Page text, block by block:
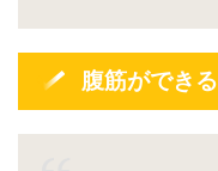
腹筋ができ